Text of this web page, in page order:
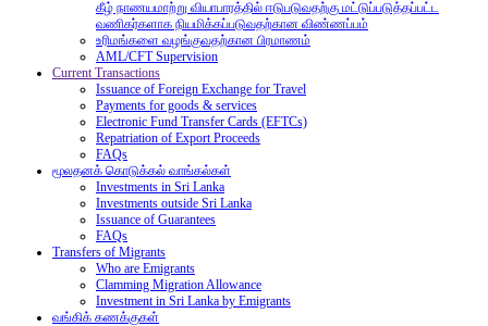
கீழ் நாணயமாற்று வியாபாரத்தில் ஈடுபடுவதற்கு மட்டுப்படுத்தப்பட்ட
வணிகர்களாக நியமிக்கப்படுவதற்கான விண்ணப்பம்
உரிமங்களை வழங்குவதற்கான பிரமாணம்
AML/CFT Supervision
Current Transactions
Issuance of Foreign Exchange for Travel
Payments for goods & services
Electronic Fund Transfer Cards (EFTCs)
Repatriation of Export Proceeds
FAQs
மூலதனக் கொடுக்கல் வாங்கல்கள்
Investments in Sri Lanka
Investments outside Sri Lanka
Issuance of Guarantees
FAQs
Transfers of Migrants
Who are Emigrants
Clamming Migration Allowance
Investment in Sri Lanka by Emigrants
வங்கிக் கணக்குகள்